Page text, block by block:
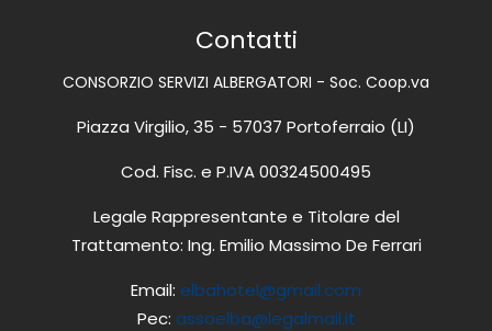
Contatti
CONSORZIO SERVIZI ALBERGATORI - Soc. Coop.va
Piazza Virgilio, 35 - 57037 Portoferraio (LI)
Cod. Fisc. e P.IVA 00324500495
Legale Rappresentante e Titolare del
Trattamento: Ing. Emilio Massimo De Ferrari
Email: elbahotel@gmail.com
Pec: assoelba@legalmail.it